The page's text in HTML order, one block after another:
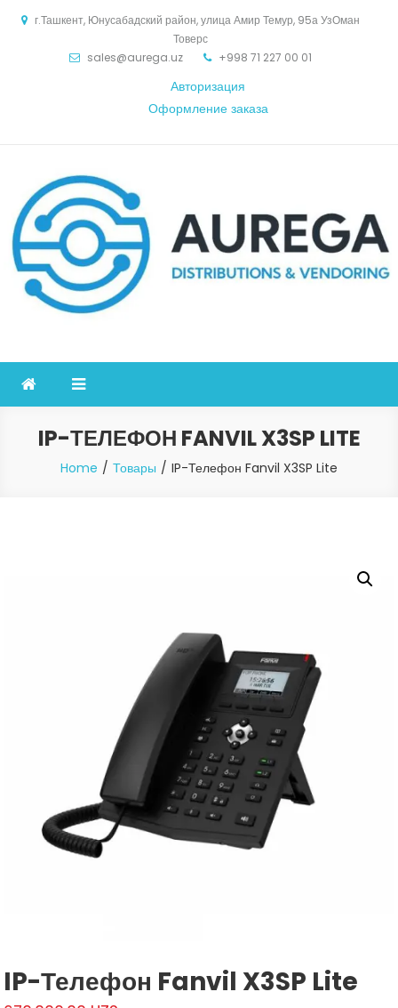
г.Ташкент, Юнусабадский район, улица Амир Темур, 95а УзОман
Товерс
sales@aurega.uz
+998 71 227 00 01
Авторизация
Оформление заказа
IP-ТЕЛЕФОН FANVIL X3SP LITE
Home Товары IP-Телефон Fanvil X3SP Lite
IP-Телефон Fanvil X3SP Lite